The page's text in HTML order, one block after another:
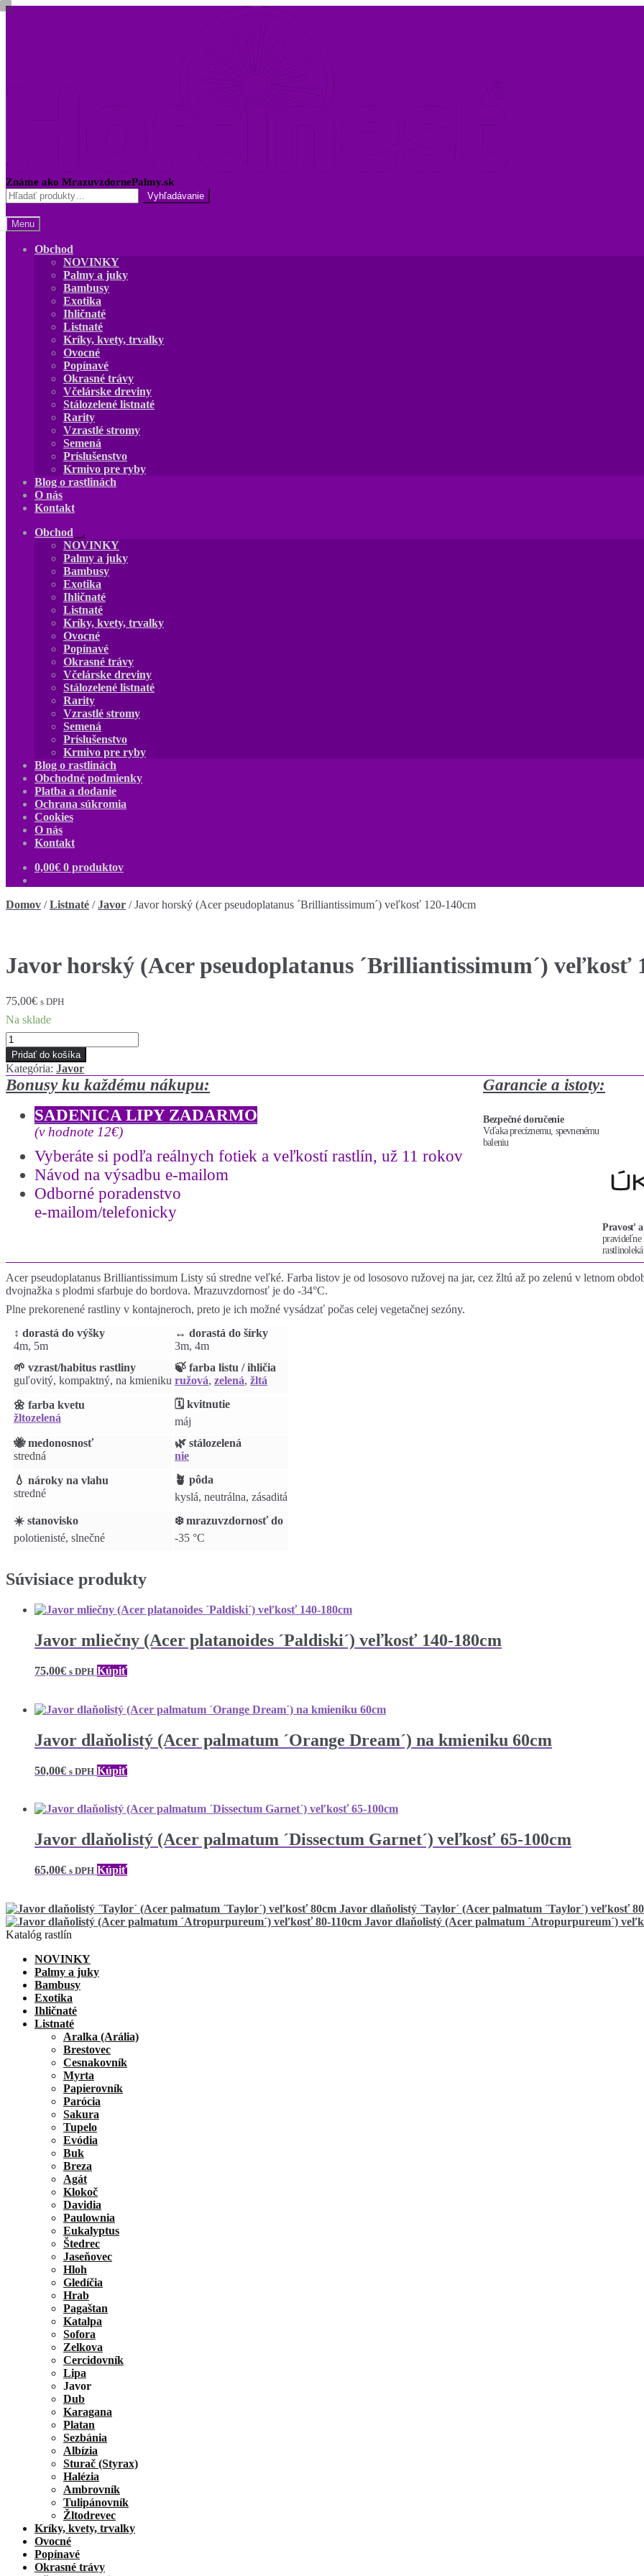
Preskočiť
Preskočiť
Hľadať:
Menu
Obchod
NOVINKY
Palmy a juky
Bambusy
Exotika
Ihličnaté
Listnaté
Kríky, kvety, trvalky
Ovocné
Popínavé
Okrasné trávy
Včelárske dreviny
Stálozelené listnaté
Rarity
Vzrastlé stromy
Semená
Príslušenstvo
Krmivo pre ryby
Blog o rastlinách
O nás
Kontakt
Obchod
Rozbaliť
podradené
menu
NOVINKY
Palmy a juky
Bambusy
Exotika
Ihličnaté
Listnaté
Kríky, kvety, trvalky
Ovocné
Popínavé
Okrasné trávy
Včelárske dreviny
Stálozelené listnaté
Rarity
Vzrastlé stromy
Semená
Príslušenstvo
Krmivo pre ryby
Blog o rastlinách
Obchodné podmienky
Platba a dodanie
Ochrana súkromia
Cookies
O nás
Kontakt
0,00€ 0 produktov
Domov /Listnaté /Javor /Javor horský (Acer pseudoplatanus ´Brilliantissimum´) veľkosť 120-140cm
Javor horský (Acer pseudoplatanus ´Brilliantissimum´) veľkosť
75,00€ s DPH
Na sklade
množstvo
Javor
horský
(Acer
pseudoplatanus
veľkosť
140cm
Pridať do košíka
Kategória: Javor
Bonusy ku každému nákupu:
SADENICA LIPY ZADARMO
(v hodnote 12€)
Vyberáte si podľa reálnych fotiek a veľkostí rastlín, už 11 rokov
Návod na výsadbu e-mailom
Odborné poradenstvo
e-mailom/telefonicky
Garancie a istoty:
Bezpečné doručenie
Vďaka precíznemu, spevnenému
baleniu
Pravosť
pravideľne
Acer pseudoplatanus Brilliantissimum Listy sú stredne veľké. Farba listov je od lososovo ružovej na jar, cez žltú až po zelenú v letnom
dvojnažka s plodmi sfarbuje do bordova. Mrazuvzdornosť je do -34°C.
Plne prekorenené rastliny v kontajneroch, preto je ich možné vysádzať počas celej vegetačnej sezóny.
↕️ dorastá do výšky
4m, 5m
↔️ dorastá do šírky
3m, 4m
🌱 vzrast/habitus rastliny
guľovitý, kompaktný, na kmieniku
🍃 farba listu / ihličia
ružová, zelená, žltá
🌼 farba kvetu
žltozelená
🗓️ kvitnutie
máj
🐝 medonosnosť
stredná
🌿 stálozelená
nie
💧 nároky na vlahu
stredné
🪴 pôda
kyslá, neutrálna, zásaditá
☀️ stanovisko
polotienisté, slnečné
❄️ mrazuvzdornosť do
-35 °C
Súvisiace produkty
Javor mliečny (Acer platanoides ´Paldiski´) veľkosť 140-180cm
75,00€ s DPH Kúpiť
Javor dlaňolistý (Acer palmatum ´Orange Dream´) na kmieniku 60cm
50,00€ s DPH Kúpiť
Javor dlaňolistý (Acer palmatum ´Dissectum Garnet´) veľkosť 65-100cm
65,00€ s DPH Kúpiť
Javor dlaňolistý ´Taylor´ (Acer palmatum ´Taylor´) veľkosť
Javor dlaňolistý (Acer palmatum ´Atropurpureum´)
Katalóg rastlín
NOVINKY
Palmy a juky
Bambusy
Exotika
Ihličnaté
Listnaté
Aralka (Arália)
Brestovec
Cesnakovník
Myrta
Papierovník
Parócia
Sakura
Tupelo
Evódia
Buk
Breza
Agát
Klokoč
Davidia
Paulownia
Eukalyptus
Štedrec
Jaseňovec
Hloh
Gledíčia
Hrab
Pagaštan
Katalpa
Sofora
Zelkova
Cercidovník
Lipa
Javor
Dub
Karagana
Platan
Sezbánia
Albízia
Sturač (Styrax)
Halézia
Ambrovník
Tulipánovník
Žltodrevec
Kríky, kvety, trvalky
Ovocné
Popínavé
Okrasné trávy